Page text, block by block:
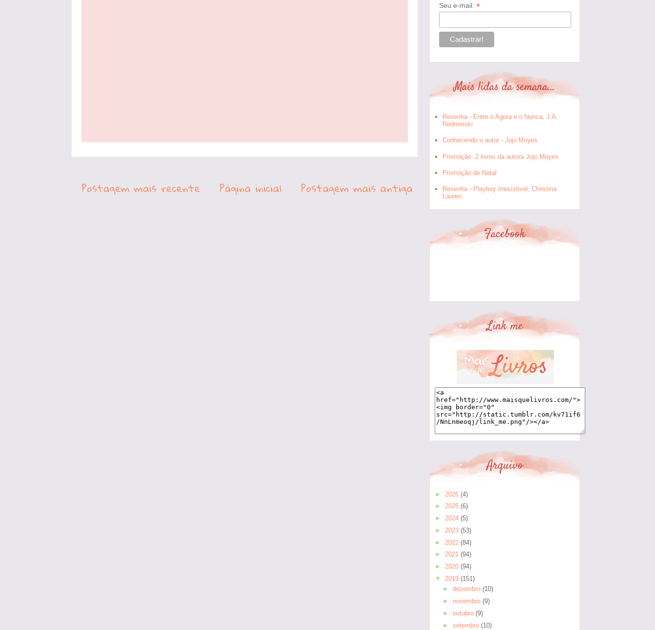
Postagem mais recente Postagem mais antiga
Página inicial
Seu e-mail: *
Mais lidas da semana...
Resenha - Entre o Agora e o Nunca, J.A.
Redmerski
Conhecendo o autor - Jojo Moyes
Promoção: 2 livros da autora Jojo Moyes
Promoção de Natal
Resenha - Playboy Irresístivel, Christina
Lauren
Facebook
Link me
Arquivo
► 2026 (4)
► 2025 (6)
► 2024 (5)
► 2023 (53)
► 2022 (84)
► 2021 (94)
► 2020 (94)
▼
2019 (151)
► dezembro (10)
► novembro (9)
► outubro (9)
► setembro (10)